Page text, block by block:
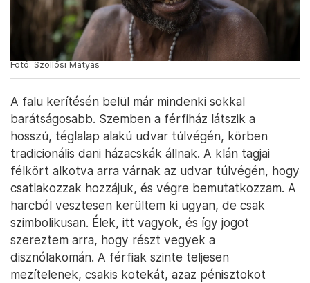
Fotó: Szöllősi Mátyás
A falu kerítésén belül már mindenki sokkal
barátságosabb. Szemben a férfiház látszik a
hosszú, téglalap alakú udvar túlvégén, körben
tradicionális dani házacskák állnak. A klán tagjai
félkört alkotva arra várnak az udvar túlvégén, hogy
csatlakozzak hozzájuk, és végre bemutatkozzam. A
harcból vesztesen kerültem ki ugyan, de csak
szimbolikusan. Élek, itt vagyok, és így jogot
szereztem arra, hogy részt vegyek a
disznólakomán. A férfiak szinte teljesen
mezítelenek, csakis kotekát, azaz pénisztokot